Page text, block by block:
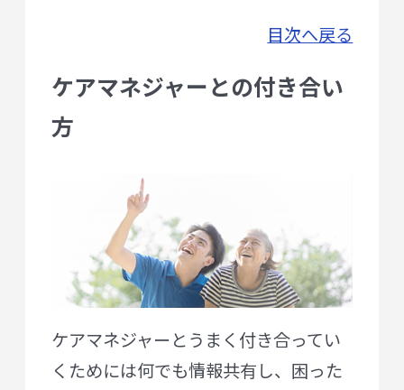
目次へ戻る
ケアマネジャーとの付き合い
方
ケアマネジャーとうまく付き合ってい
くためには何でも情報共有し、困った